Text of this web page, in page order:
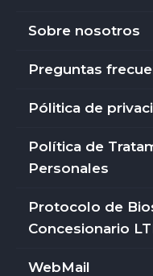
Sobre nosotros
Preguntas
Pólitica de
Política de
Personales
Protocolo de
Concesionario
WebMail